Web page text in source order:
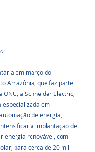
em março do
Amazônia, que faz parte
ONU, a Schneider Electric,
especializada em
de energia,
a implantação de
energia renovável, com
para cerca de 20 mil